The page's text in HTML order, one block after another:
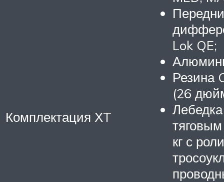
Комплектация ХT
Lok QE;
Резина
(26
кг с